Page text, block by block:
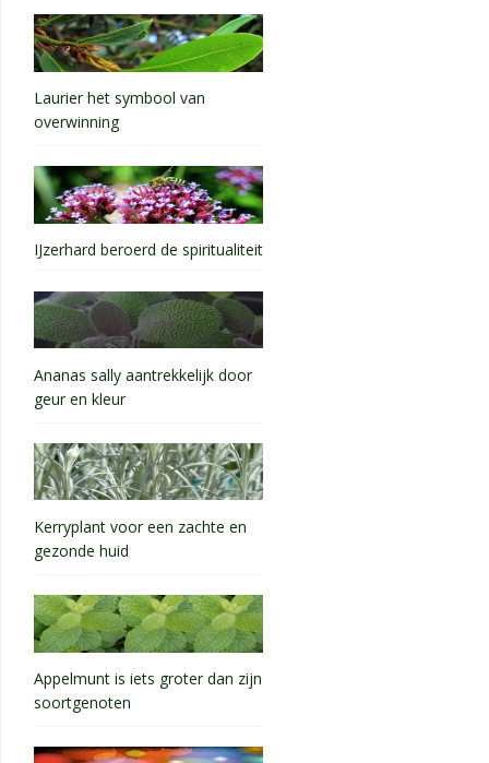
Laurier het symbool van
overwinning
IJzerhard beroerd de spiritualiteit
Ananas sally aantrekkelijk door
geur en kleur
Kerryplant voor een zachte en
gezonde huid
Appelmunt is iets groter dan zijn
soortgenoten